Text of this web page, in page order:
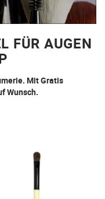
FÜR AUGEN
Mit Gratis
Wunsch.